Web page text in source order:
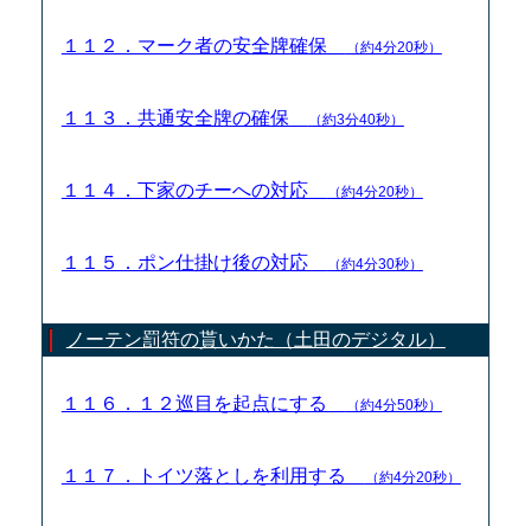
１１２．マーク者の安全牌確保 （約4分20秒）
１１３．共通安全牌の確保 （約3分40秒）
１１４．下家のチーへの対応 （約4分20秒）
１１５．ポン仕掛け後の対応 （約4分30秒）
ノーテン罰符の貰いかた（土田のデジタル）
１１６．１２巡目を起点にする （約4分50秒）
１１７．トイツ落としを利用する （約4分20秒）